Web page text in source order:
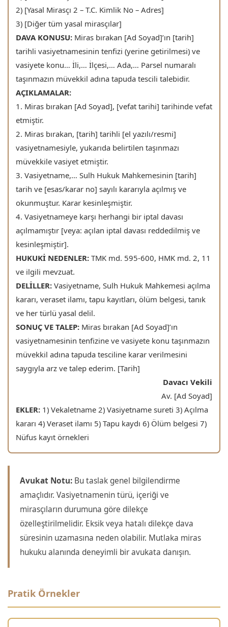
2) [Yasal Mirasçı 2 – T.C. Kimlik No – Adres]
3) [Diğer tüm yasal mirasçılar]
DAVA KONUSU: Miras bırakan [Ad Soyad]’ın [tarih]
tarihli vasiyetnamesinin tenfizi (yerine getirilmesi) ve
vasiyete konu… İli,… İlçesi,… Ada,… Parsel numaralı
taşınmazın müvekkil adına tapuda tescili talebidir.
AÇIKLAMALAR:
1. Miras bırakan [Ad Soyad], [vefat tarihi] tarihinde vefat
etmiştir.
2. Miras bırakan, [tarih] tarihli [el yazılı/resmi]
vasiyetnamesiyle, yukarıda belirtilen taşınmazı
müvekkile vasiyet etmiştir.
3. Vasiyetname,… Sulh Hukuk Mahkemesinin [tarih]
tarih ve [esas/karar no] sayılı kararıyla açılmış ve
okunmuştur. Karar kesinleşmiştir.
4. Vasiyetnameye karşı herhangi bir iptal davası
açılmamıştır [veya: açılan iptal davası reddedilmiş ve
kesinleşmiştir].
HUKUKİ NEDENLER: TMK md. 595-600, HMK md. 2, 11
ve ilgili mevzuat.
DELİLLER: Vasiyetname, Sulh Hukuk Mahkemesi açılma
kararı, veraset ilamı, tapu kayıtları, ölüm belgesi, tanık
ve her türlü yasal delil.
SONUÇ VE TALEP: Miras bırakan [Ad Soyad]’ın
vasiyetnamesinin tenfizine ve vasiyete konu taşınmazın
müvekkil adına tapuda tesciline karar verilmesini
saygıyla arz ve talep ederim. [Tarih]
Davacı Vekili
Av. [Ad Soyad]
EKLER: 1) Vekaletname 2) Vasiyetname sureti 3) Açılma
kararı 4) Veraset ilamı 5) Tapu kaydı 6) Ölüm belgesi 7)
Nüfus kayıt örnekleri
Avukat Notu: Bu taslak genel bilgilendirme
amaçlıdır. Vasiyetnamenin türü, içeriği ve
mirasçıların durumuna göre dilekçe
özelleştirilmelidir. Eksik veya hatalı dilekçe dava
süresinin uzamasına neden olabilir. Mutlaka miras
hukuku alanında deneyimli bir avukata danışın.
Pratik Örnekler